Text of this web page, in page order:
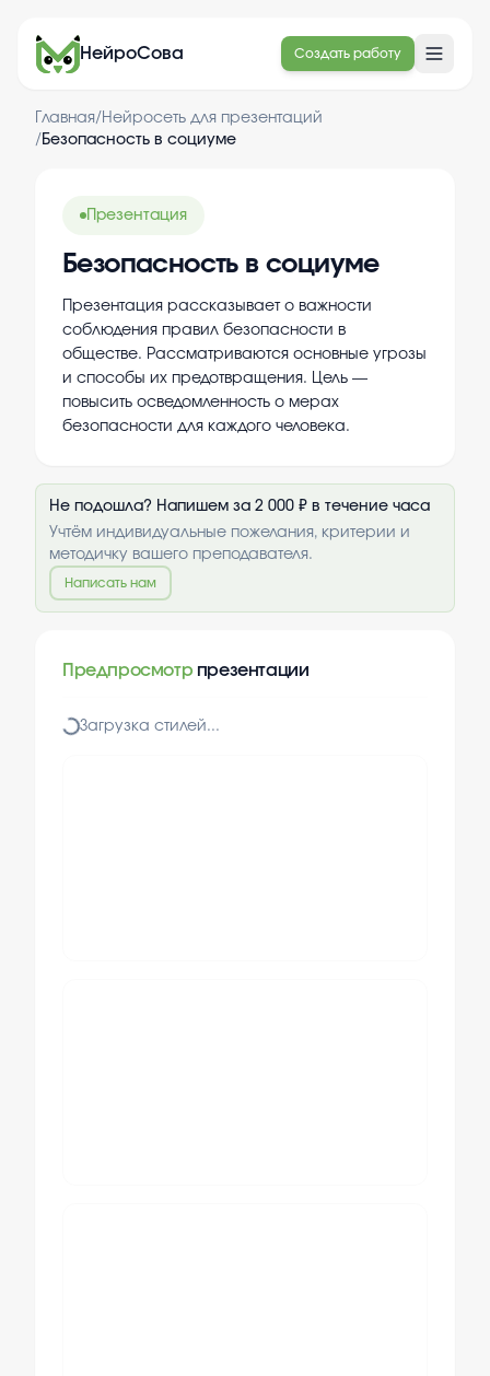
НейроСова Создать работу
Главная/ Нейросеть для презентаций
/ Безопасность в социуме
Презентация
Безопасность в социуме
Презентация рассказывает о важности
соблюдения правил безопасности в
обществе. Рассматриваются основные угрозы
и способы их предотвращения. Цель —
повысить осведомленность о мерах
безопасности для каждого человека.
Не подошла? Напишем за 2 000 ₽ в течение часа
Учтём индивидуальные пожелания, критерии и
методичку вашего преподавателя.
Написать нам
Предпросмотр презентации
Загрузка стилей...